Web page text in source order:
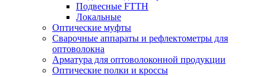
Подвесные FTTH
Локальные
Оптические муфты
Сварочные аппараты и рефлектометры для
оптоволокна
Арматура для оптоволоконной продукции
Оптические полки и кроссы